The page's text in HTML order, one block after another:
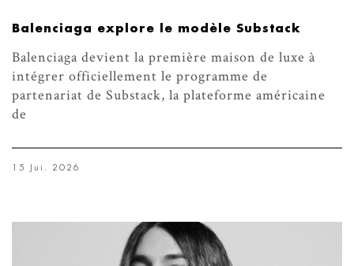
Balenciaga explore le modèle Substack
Balenciaga devient la première maison de luxe à
intégrer officiellement le programme de
partenariat de Substack, la plateforme américaine
de
15 Jui. 2026